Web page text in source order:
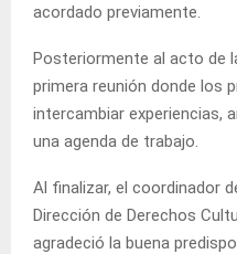
acordado previamente.
Posteriormente al acto de
primera reunión donde los
intercambiar experiencias,
una agenda de trabajo.
Al finalizar, el coordinador
Dirección de Derechos
agradeció la buena